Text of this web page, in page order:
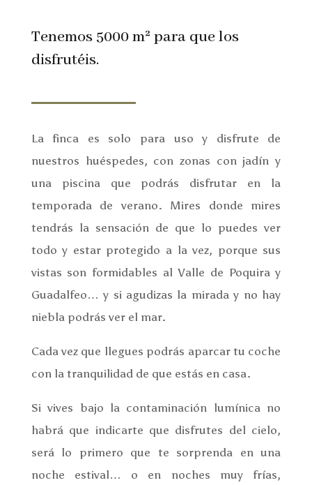
Tenemos 5000 m² para que los
disfrutéis.
La finca es solo para uso y disfrute de
nuestros huéspedes, con zonas con jadín y
una piscina que podrás disfrutar en la
temporada de verano. Mires donde mires
tendrás la sensación de que lo puedes ver
todo y estar protegido a la vez, porque sus
vistas son formidables al Valle de Poquira y
Guadalfeo… y si agudizas la mirada y no hay
niebla podrás ver el mar.
Cada vez que llegues podrás aparcar tu coche
con la tranquilidad de que estás en casa.
Si vives bajo la contaminación lumínica no
habrá que indicarte que disfrutes del cielo,
será lo primero que te sorprenda en una
noche estival… o en noches muy frías,